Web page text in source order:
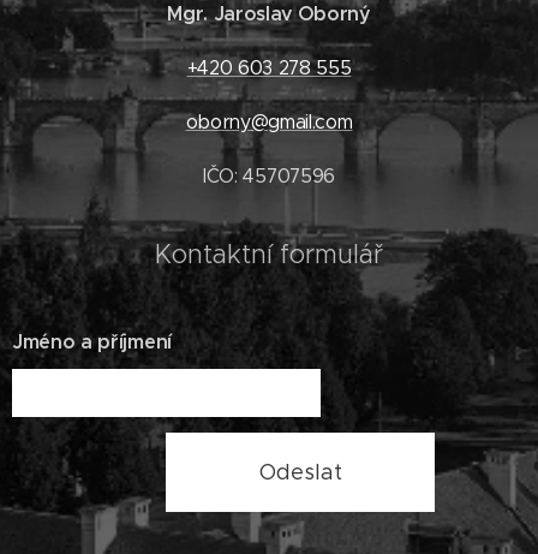
Mgr. Jaroslav Oborný
+420 603 278 555
oborny@gmail.com
IČO: 45707596
Kontaktní formulář
Jméno a příjmení
Odeslat